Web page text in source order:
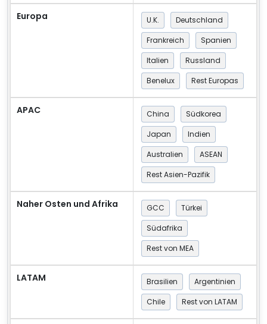
Europa U.K.
Deutschland
Frankreich
Spanien
Italien
Russland
Benelux
Rest Europas
APAC China
Südkorea
Japan
Indien
Australien
ASEAN
Rest Asien-Pazifik
Naher Osten und Afrika GCC
Türkei
Südafrika
Rest von MEA
LATAM Brasilien
Argentinien
Chile
Rest von LATAM